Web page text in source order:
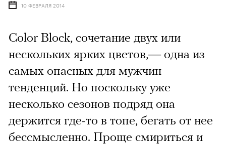
10 ФЕВРАЛЯ 2014
Color Block, сочетание двух или
нескольких ярких цветов,— одна из
самых опасных для мужчин
тенденций. Но поскольку уже
несколько сезонов подряд она
держится где-то в топе, бегать от нее
бессмысленно. Проще смириться и